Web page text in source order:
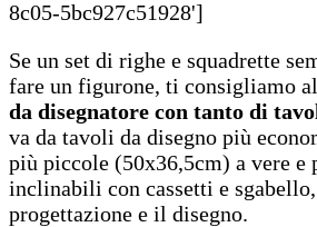
8c05-5bc927c51928']
Se un set di righe e squadrette
fare un figurone, ti consigliamo
da disegnatore con tanto di
va da tavoli da disegno più
più piccole (50x36,5cm) a vere e
inclinabili con cassetti e
progettazione e il disegno.